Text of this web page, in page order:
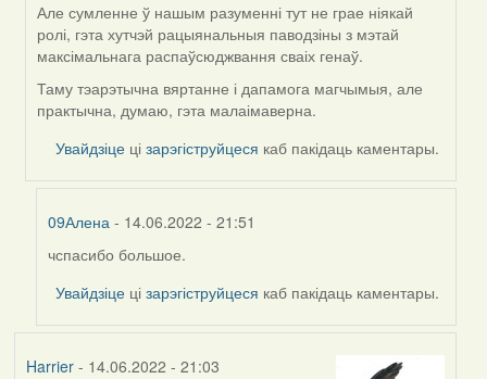
Але сумленне ў нашым разуменні тут не грае ніякай
ролі, гэта хутчэй рацыянальныя паводзіны з мэтай
максімальнага распаўсюджвання сваіх генаў.
Таму тэарэтычна вяртанне і дапамога магчымыя, але
практычна, думаю, гэта малаімаверна.
Увайдзіце цізарэгіструйцеся каб пакідаць каментары.
09Алена - 14.06.2022 - 21:51
In
reply
by
чспасибо большое.
Увайдзіце цізарэгіструйцеся каб пакідаць каментары.
Harrier- 14.06.2022 - 21:03